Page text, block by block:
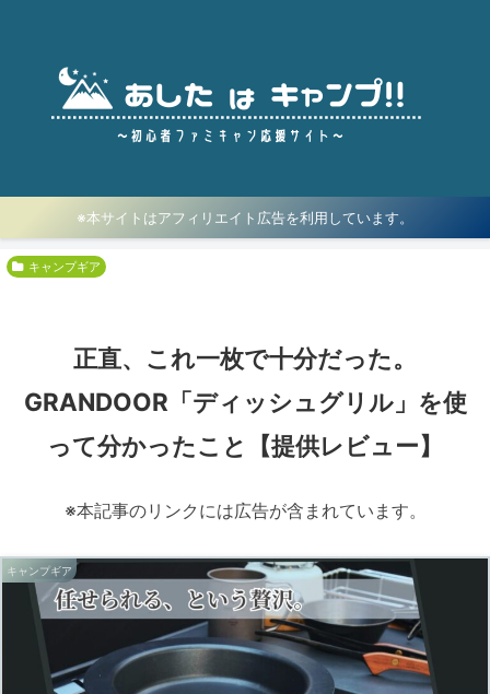
※本サイトはアフィリエイト広告を利用しています。
キャンプギア
正直、これ一枚で十分だった。
GRANDOOR「ディッシュグリル」を使
って分かったこと【提供レビュー】
※本記事のリンクには広告が含まれています。
キャンプギア